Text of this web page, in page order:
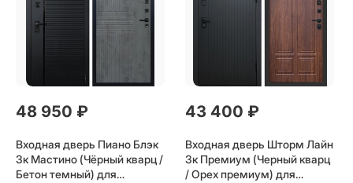
48 950 ₽
Входная дверь Пиано Блэк
3к Мастино (Чёрный кварц /
Бетон темный) для
43 400 ₽
Входная дверь Шторм Лайн
3к Премиум (Черный кварц
/ Орех премиум) для